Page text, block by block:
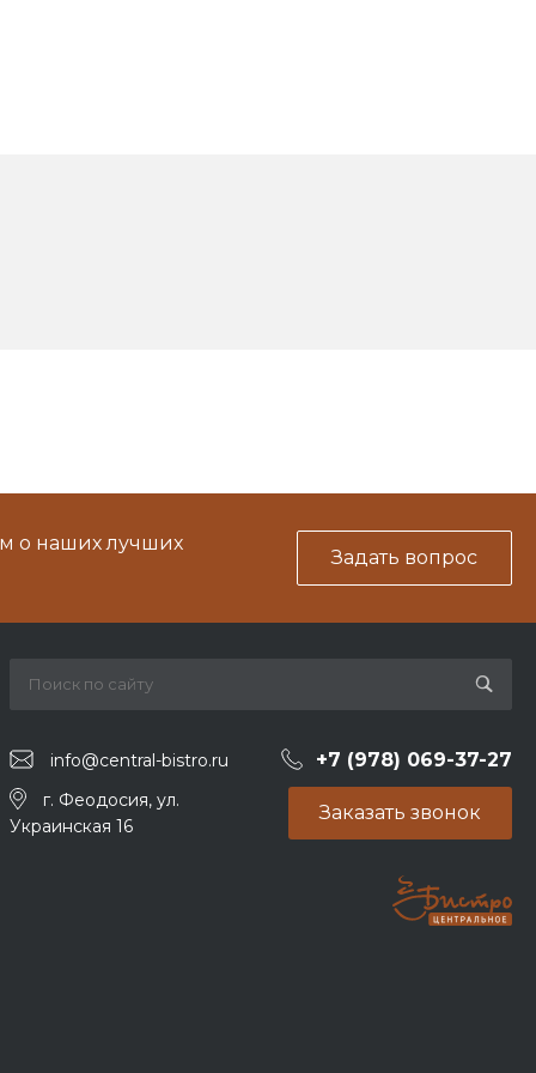
о наших лучших
Задать вопрос
info@central-bistro.ru +7 (978) 069-37-27
г. Феодосия, ул.
Украинская 16
Заказать звонок